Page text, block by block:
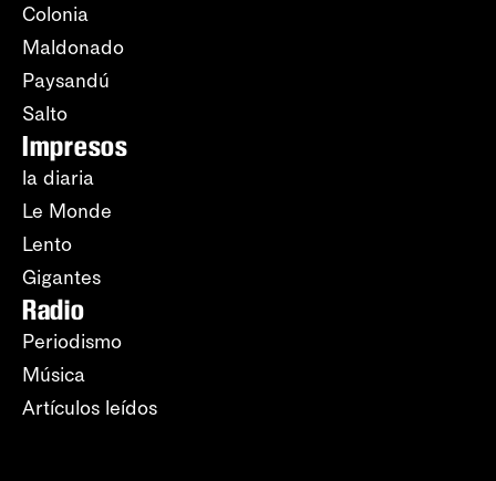
Colonia
Maldonado
Paysandú
Salto
Impresos
la diaria
Le Monde
Lento
Gigantes
Radio
Periodismo
Música
Artículos leídos